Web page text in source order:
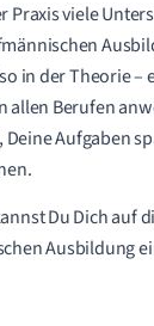
Praxis viele
in der Theorie
allen Berufen
Deine Aufgaben
Du Dich auf
Ausbildung